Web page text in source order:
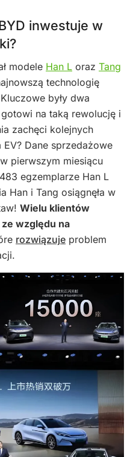
inwestuje w
modele Han L oraz Tang
technologię
były dwa
na taką rewolucję i
zachęci kolejnych
Dane sprzedażowe
pierwszym miesiącu
egzemplarze Han L
Han i Tang osiągnęła w
Wielu klientów
ze względu na
rozwiązuje problem